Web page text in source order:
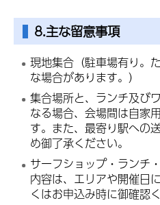
8.主な留意事項
現地集合（駐車場有り。
な場合があります。）
集合場所と、ランチ及び
なる場合、会場間は自家
す。また、最寄り駅への
め御了承ください。
サーフショップ・ランチ
内容は、エリアや開催日
くはお申込み時に御確認